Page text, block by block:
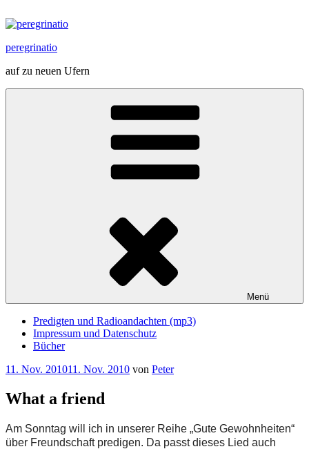
Inhalt
peregrinatio
auf zu neuen Ufern
Menü
Predigten und Radioandachten (mp3)
Impressum und Datenschutz
Bücher
Veröffentlicht
11. Nov. 201011. Nov. 2010 von Peter
What a friend
Am Sonntag will ich in unserer Reihe „Gute Gewohnheiten“
über Freundschaft predigen. Da passt dieses Lied auch